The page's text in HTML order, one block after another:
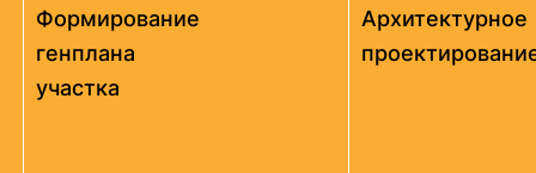
Формирование
генплана
участка
Архитектурное